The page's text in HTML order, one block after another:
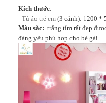
Kích thước:
- Tủ áo trẻ em (3 cánh): 1200 *
Màu sắc: trắng tím rất đẹp
đáng yêu phù hợp cho bé gái.